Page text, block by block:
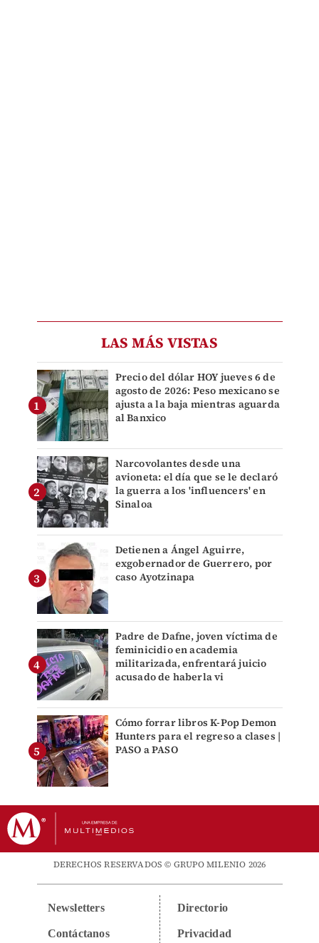
LAS MÁS VISTAS
Precio del dólar HOY jueves 6 de
agosto de 2026: Peso mexicano se
ajusta a la baja mientras aguarda
al Banxico
Narcovolantes desde una
avioneta: el día que se le declaró
la guerra a los 'influencers' en
Sinaloa
Detienen a Ángel Aguirre,
exgobernador de Guerrero, por
caso Ayotzinapa
Padre de Dafne, joven víctima de
feminicidio en academia
militarizada, enfrentará juicio
acusado de haberla vi
Cómo forrar libros K-Pop Demon
Hunters para el regreso a clases |
PASO a PASO
DERECHOS RESERVADOS © GRUPO MILENIO 2026
Newsletters
Contáctanos
Directorio
Privacidad